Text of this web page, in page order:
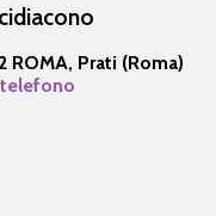
ROMA, Prati (Roma)
telefono